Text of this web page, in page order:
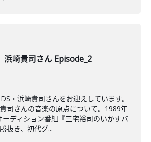
浜崎貴司さん Episode_2
・浜崎貴司さんをお迎えしています。
司さんの音楽の原点について。1989年
ディション番組『三宅裕司のいかすバ
抜き、初代グ...